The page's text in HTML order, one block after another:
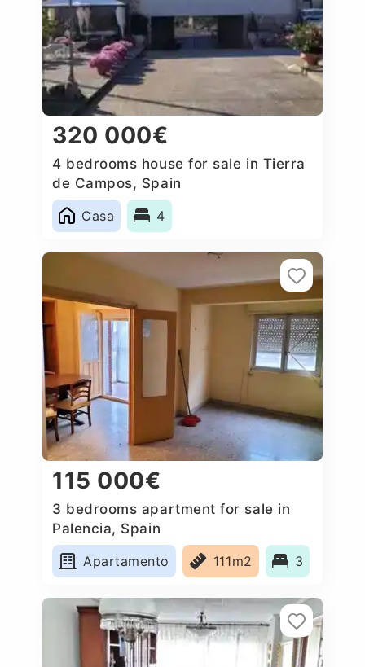
320 000€
4 bedrooms house for sale in Tierra
de Campos, Spain
Casa
4
115 000€
3 bedrooms apartment for sale in
Palencia, Spain
Apartamento
111m2 3